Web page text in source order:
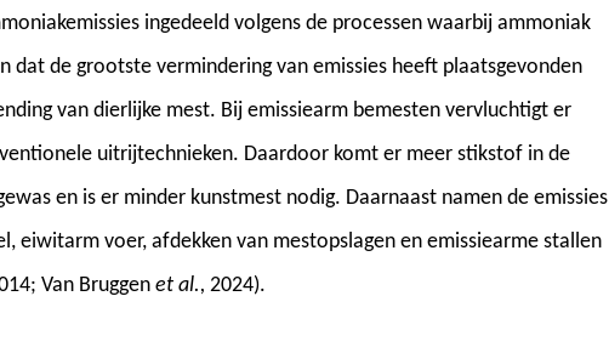
ingedeeld volgens de processen waarbij ammoniak
dat de grootste vermindering van emissies heeft plaatsgevonden
van dierlijke mest. Bij emissiearm bemesten vervluchtigt er
uitrijtechnieken. Daardoor komt er meer stikstof in de
en is er minder kunstmest nodig. Daarnaast namen de emissies
eiwitarm voer, afdekken van mestopslagen en emissiearme stallen
Van Bruggen et al., 2024).